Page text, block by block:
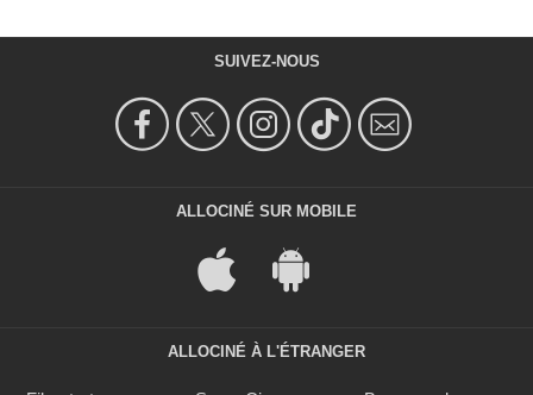
SUIVEZ-NOUS
ALLOCINÉ SUR MOBILE
ALLOCINÉ À L'ÉTRANGER